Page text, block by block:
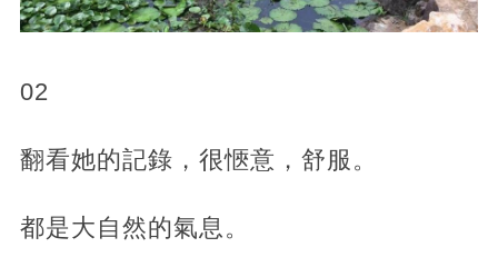
02
翻看她的記錄，很愜意，舒服。
都是大自然的氣息。